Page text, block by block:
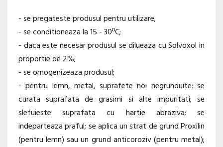
- se pregateste produsul pentru utilizare;
- se conditioneaza la 15 - 30ºC;
- daca este necesar produsul se dilueaza cu Solvoxol in
proportie de 2%;
- se omogenizeaza produsul;
- pentru lemn, metal, suprafete noi negrunduite: se
curata suprafata de grasimi si alte impuritati; se
slefuieste suprafata cu hartie abraziva; se
indeparteaza praful; se aplica un strat de grund Proxilin
(pentru lemn) sau un grund anticoroziv (pentru metal);